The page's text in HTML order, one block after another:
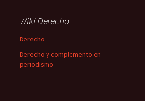
Wiki Derecho
Derecho
Derecho y complemento en
periodismo